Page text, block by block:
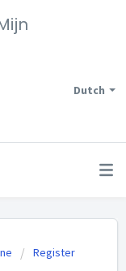
Dutch
Register